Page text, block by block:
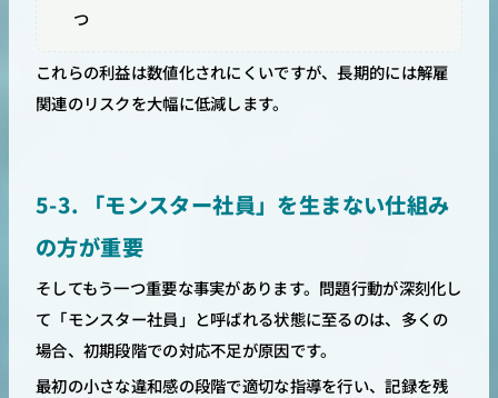
つ
これらの利益は数値化されにくいですが、長期的には解雇
関連のリスクを大幅に低減します。
5-3. 「モンスター社員」を生まない仕組み
の方が重要
そしてもう一つ重要な事実があります。問題行動が深刻化し
て「モンスター社員」と呼ばれる状態に至るのは、多くの
場合、初期段階での対応不足が原因です。
最初の小さな違和感の段階で適切な指導を行い、記録を残